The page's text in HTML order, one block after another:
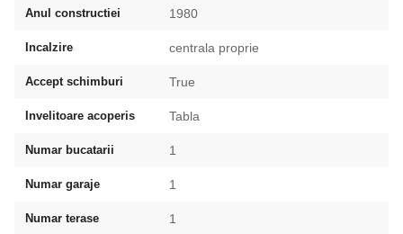
Anul constructiei 1980
Incalzire centrala proprie
Accept schimburi True
Invelitoare acoperis Tabla
Numar bucatarii 1
Numar garaje 1
Numar terase 1